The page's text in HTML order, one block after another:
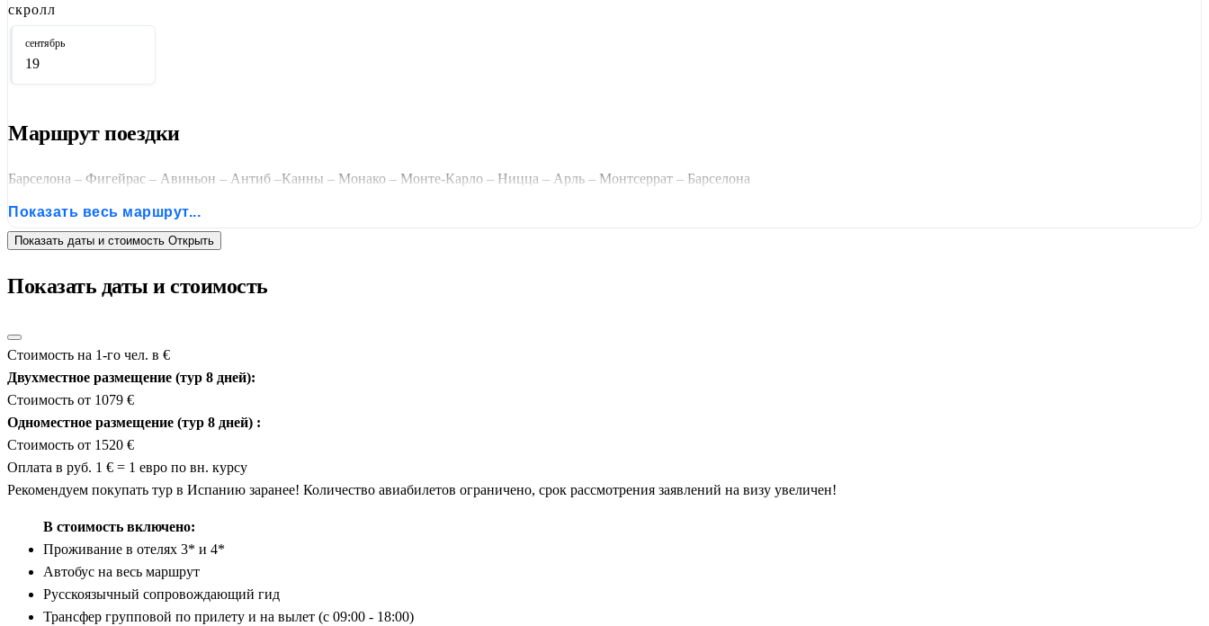
скролл
сентябрь
19
Маршрут поездки
Барселона – Фигейрас – Авиньон – Антиб –Канны – Монако – Монте-Карло – Ницца – Арль – Монтсеррат – Барселона
Показать весь маршрут...
Показать даты и стоимость Открыть
Показать даты и стоимость
Стоимость на 1-го чел. в €
Двухместное размещение (тур 8 дней):
Стоимость от 1079 €
Одноместное размещение (тур 8 дней) :
Стоимость от 1520 €
Оплата в руб. 1 € = 1 евро по вн. курсу
Рекомендуем покупать тур в Испанию заранее! Количество авиабилетов ограничено, срок рассмотрения заявлений на визу увеличен!
В стоимость включено:
Проживание в отелях 3* и 4*
Автобус на весь маршрут
Русскоязычный сопровождающий гид
Трансфер групповой по прилету и на вылет (с 09:00 - 18:00)